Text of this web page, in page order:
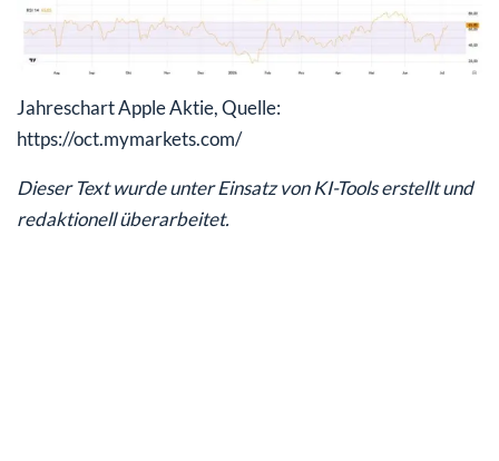
Jahreschart Apple Aktie, Quelle:
https://oct.mymarkets.com/
Dieser Text wurde unter Einsatz von KI-Tools erstellt und
redaktionell überarbeitet.